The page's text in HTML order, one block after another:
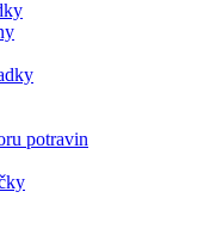
potravin